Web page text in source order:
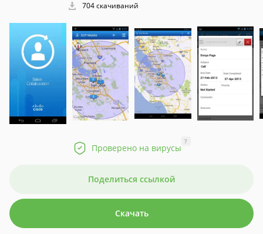
704 скачиваний
Проверено на вирусы
?
Поделиться ссылкой
Скачать